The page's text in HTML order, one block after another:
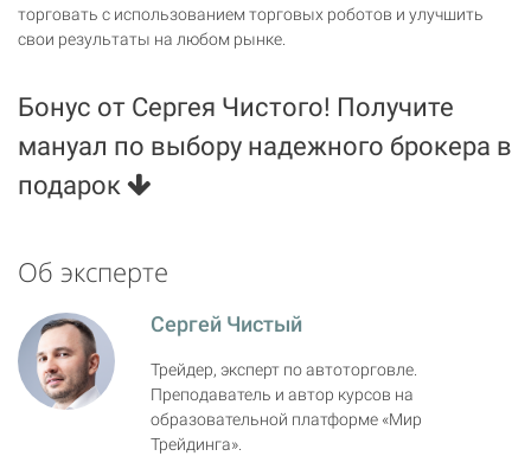
торговать с использованием торговых роботов и улучшить
свои результаты на любом рынке.
Бонус от Сергея Чистого! Получите
мануал по выбору надежного брокера в
подарок
Об эксперте
Сергей Чистый
Трейдер, эксперт по автоторговле.
Преподаватель и автор курсов на
образовательной платформе «Мир
Трейдинга».